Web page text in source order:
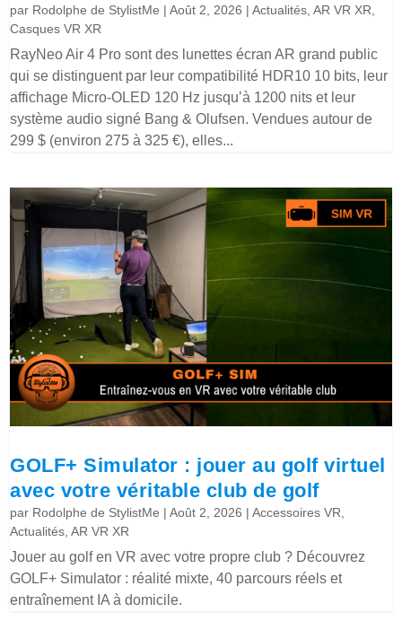
par Rodolphe de StylistMe |Août 2, 2026 |Actualités ,AR VR XR
Casques VR XR
RayNeo Air 4 Pro sont des lunettes écran AR grand public
qui se distinguent par leur compatibilité HDR10 10 bits, leur
affichage Micro-OLED 120 Hz jusqu’à 1200 nits et leur
système audio signé Bang & Olufsen. Vendues autour de
299 $ (environ 275 à 325 €), elles...
GOLF+ Simulator : jouer au golf virtuel
avec votre véritable club de golf
par Rodolphe de StylistMe |Août 2, 2026 |Accessoires VR
Actualités ,AR VR XR
Jouer au golf en VR avec votre propre club ? Découvrez
GOLF+ Simulator : réalité mixte, 40 parcours réels et
entraînement IA à domicile.